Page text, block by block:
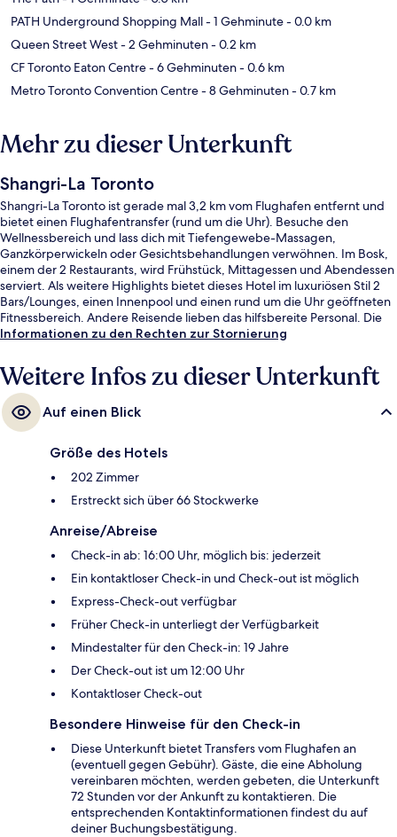
PATH Underground Shopping Mall- 1 Gehminute- 0.0 km
Queen Street West- 2 Gehminuten- 0.2 km
CF Toronto Eaton Centre- 6 Gehminuten- 0.6 km
Metro Toronto Convention Centre- 8 Gehminuten- 0.7 km
Mehr zu dieser Unterkunft
Shangri-La Toronto
Shangri-La Toronto ist gerade mal 3,2 km vom Flughafen entfernt und
bietet einen Flughafentransfer (rund um die Uhr). Besuche den
Wellnessbereich und lass dich mit Tiefengewebe-Massagen,
Ganzkörperwickeln oder Gesichtsbehandlungen verwöhnen. Im Bosk,
einem der 2 Restaurants, wird Frühstück, Mittagessen und Abendessen
serviert. Als weitere Highlights bietet dieses Hotel im luxuriösen Stil 2
Bars/Lounges, einen Innenpool und einen rund um die Uhr geöffneten
Fitnessbereich. Andere Reisende lieben das hilfsbereite Personal. Die
Unterkunft ist nur einen kurzen Fußmarsch von den öffentlichen
Station St Andrew) bzw. 2 Minuten (Straßenbahnhaltestelle Queen St
West at University Ave).
Informationen zu den Rechten zur Stornierung
Weitere Infos zu dieser Unterkunft
Auf einen Blick
Größe des Hotels
202 Zimmer
Erstreckt sich über 66 Stockwerke
Anreise/Abreise
Check-in ab: 16:00 Uhr, möglich bis: jederzeit
Ein kontaktloser Check-in und Check-out ist möglich
Express-Check-out verfügbar
Früher Check-in unterliegt der Verfügbarkeit
Mindestalter für den Check-in: 19 Jahre
Der Check-out ist um 12:00 Uhr
Kontaktloser Check-out
Besondere Hinweise für den Check-in
Diese Unterkunft bietet Transfers vom Flughafen an
(eventuell gegen Gebühr). Gäste, die eine Abholung
vereinbaren möchten, werden gebeten, die Unterkunft
72 Stunden vor der Ankunft zu kontaktieren. Die
entsprechenden Kontaktinformationen findest du auf
deiner Buchungsbestätigung.